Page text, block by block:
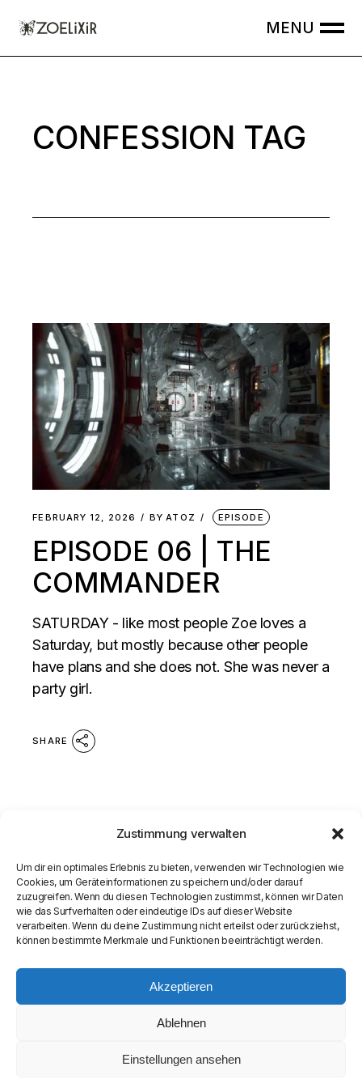
Zustimmung verwalten
Um dir ein optimales Erlebnis zu bieten, verwenden wir Technologien wie
Cookies, um Geräteinformationen zu speichern und/oder darauf
zuzugreifen. Wenn du diesen Technologien zustimmst, können wir Daten
wie das Surfverhalten oder eindeutige IDs auf dieser Website
verarbeiten. Wenn du deine Zustimmung nicht erteilst oder zurückziehst,
können bestimmte Merkmale und Funktionen beeinträchtigt werden.
Akzeptieren
Ablehnen
Einstellungen ansehen
CONFESSION TAG
FEBRUARY 12, 2026 BY ATOZ EPISODE
EPISODE 06 | THE
COMMANDER
SATURDAY - like most people Zoe loves a
Saturday, but mostly because other people
have plans and she does not. She was never a
party girl.
SHARE